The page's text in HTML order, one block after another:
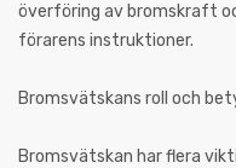
överföring av bromskraft
förarens instruktioner.
Bromsvätskans roll och
Bromsvätskan har flera